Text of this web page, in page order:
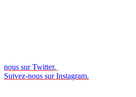
nous sur Twitter.
Suivez-nous sur Instagram.